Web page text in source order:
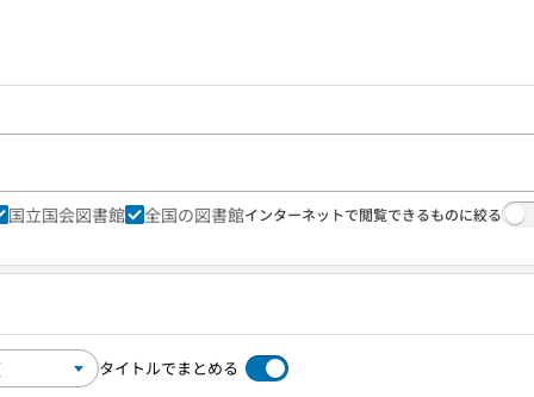
国立国会図書館 全国の図書館インターネットで閲覧できるものに絞る
タイトルでまとめる